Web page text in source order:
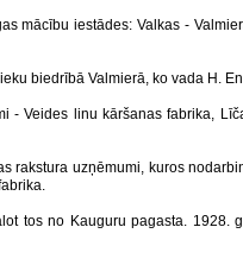
mācību iestādes: Valkas -
biedrībā Valmierā, ko vada H.
Veides linu kāršanas fabrika,
rakstura uzņēmumi, kuros
tos no Kauguru pagasta.